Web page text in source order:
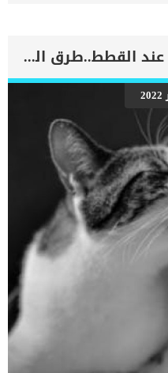
فى هذا المقال سنطلعك على
اقترب من مرحلة يحتافيها إلى
يمكننا اختصار هذه العلامات
الكلب الى ان يصل الى
القلب الاحتقانى كما ذكرنا
الى المرحلة الاخيرة وهى
معرض لخطر الإصابة بسرطان
تغييرات في القلب. _المرحلة
الكلب […]
انخفاض السكر فى الدم عند القطط..طرق الوقاية منه